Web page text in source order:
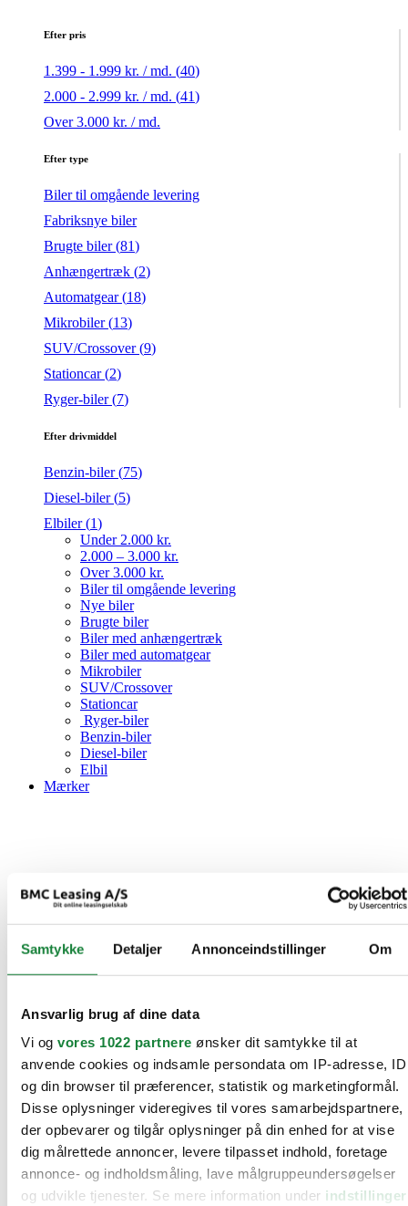
Samtykke Detaljer Annonceindstillinger Om
Ansvarlig brug af dine data
Vi og vores 1022 partnere ønsker dit samtykke til at
anvende cookies og indsamle persondata om IP-adresse, ID
og din browser til præferencer, statistik og marketingformål.
Disse oplysninger videregives til vores samarbejdspartnere,
der opbevarer og tilgår oplysninger på din enhed for at vise
dig målrettede annoncer, levere tilpasset indhold, foretage
annonce- og indholdsmåling, lave målgruppeundersøgelser
og udvikle tjenester. Se mere information under indstillinger
Efter pris
1.399 - 1.999 kr. / md. (40)
2.000 - 2.999 kr. / md. (41)
Over 3.000 kr. / md.
Efter type
Biler til omgående levering
Fabriksnye biler
Brugte biler (81)
Anhængertræk (2)
Automatgear (18)
Mikrobiler (13)
SUV/Crossover (9)
Stationcar (2)
Ryger-biler (7)
Efter drivmiddel
Benzin-biler (75)
Diesel-biler (5)
Elbiler (1)
Under 2.000 kr.
2.000 – 3.000 kr.
Over 3.000 kr.
Biler til omgående levering
Nye biler
Brugte biler
Biler med anhængertræk
Biler med automatgear
Mikrobiler
SUV/Crossover
Stationcar
Ryger-biler
Benzin-biler
Diesel-biler
Elbil
Mærker